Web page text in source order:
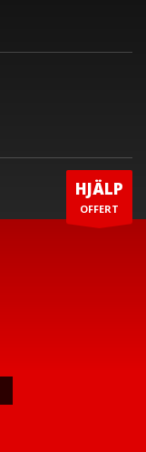
HJÄLP
OFFERT